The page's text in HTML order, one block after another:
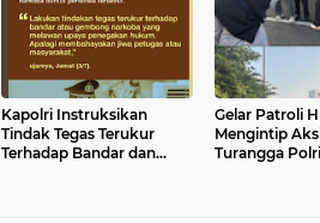
Kapolri Instruksikan
Tindak Tegas Terukur
Terhadap Bandar dan
Gelar Patroli
Mengintip
Turangga